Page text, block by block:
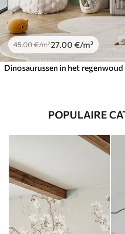
45.00€/m²27 .00 €/m²
Dinosaurussen in het regenwoud
POPULAIRE